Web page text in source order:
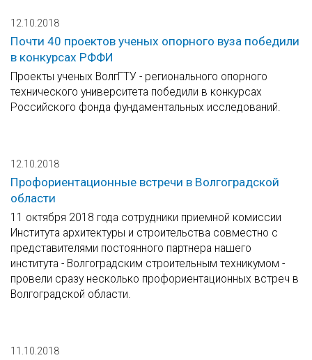
12.10.2018
Почти 40 проектов ученых опорного вуза победили
в конкурсах РФФИ
Проекты ученых ВолгГТУ - регионального опорного
технического университета победили в конкурсах
Российского фонда фундаментальных исследований.
12.10.2018
Профориентационные встречи в Волгоградской
области
11 октября 2018 года сотрудники приемной комиссии
Института архитектуры и строительства совместно с
представителями постоянного партнера нашего
института - Волгоградским строительным техникумом -
провели сразу несколько профориентационных встреч в
Волгоградской области.
11.10.2018